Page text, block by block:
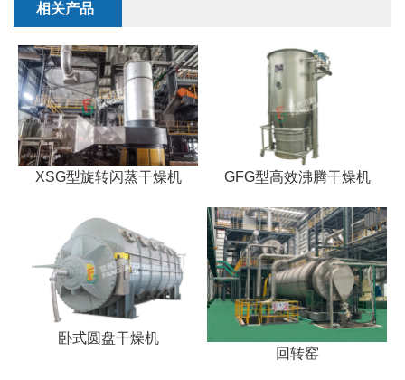
相关产品
XSG型旋转闪蒸干燥机 GFG型高效沸腾干燥机
卧式圆盘干燥机
回转窑